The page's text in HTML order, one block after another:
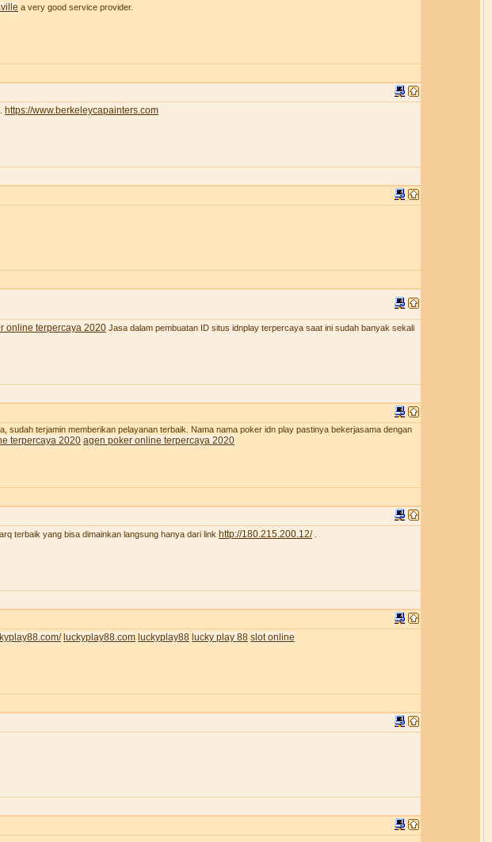
a very good service provider.
https://www.berkeleycapainters.com
online terpercaya 2020 Jasa dalam pembuatan ID situs idnplay terpercaya saat ini sudah banyak sekali
terjamin memberikan pelayanan terbaik. Nama nama poker idn play pastinya bekerjasama dengan
terpercaya 2020 agen poker online terpercaya 2020
terbaik yang bisa dimainkan langsung hanya dari link http://180.215.200.12/.
luckyplay88.com luckyplay88 lucky play 88 slot online